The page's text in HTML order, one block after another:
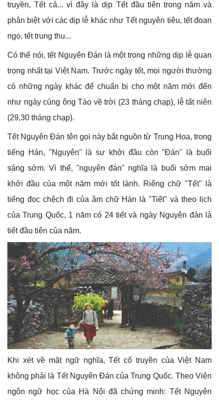
truyền, Tết cả... vì đây là dịp Tết đầu tiên trong năm và
phân biệt với các dịp lễ khác như Tết nguyên tiêu, tết đoan
ngọ, tết trung thu...
Có thể nói, tết Nguyên Đán là một trong những dịp lễ quan
trọng nhất tại Việt Nam. Trước ngày tết, mọi người thường
có những ngày khác để chuẩn bị cho một năm mới đến
như ngày cúng ông Táo về trời (23 tháng chạp), lễ tất niên
(29,30 tháng chạp).
Tết Nguyên Đán tên gọi này bắt nguồn từ Trung Hoa, trong
tiếng Hán, "Nguyên" là sự khởi đầu còn "Đán" là buổi
sáng sớm. Vì thế, "nguyên đán" nghĩa là buổi sớm mai
khởi đầu của một năm mới tốt lành. Riêng chữ "Tết" là
tiếng đọc chệch đi của âm chữ Hán là "Tiết" và theo lịch
của Trung Quốc, 1 năm có 24 tiết và ngày Nguyên đán là
tiết đầu tiên của năm.
Khi xét về mặt ngữ nghĩa, Tết cổ truyền của Việt Nam
không phải là Tết Nguyên Đán của Trung Quốc. Theo Viện
ngôn ngữ học của Hà Nội đã chứng minh: Tết Nguyên